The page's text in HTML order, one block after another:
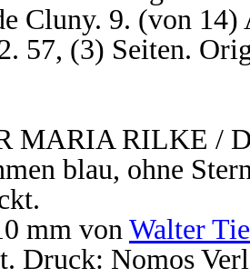
Cluny. 9. (von
57, (3) Seiten.
MARIA RILKE /
blau, ohne
mm von Walter
Druck: Nomos